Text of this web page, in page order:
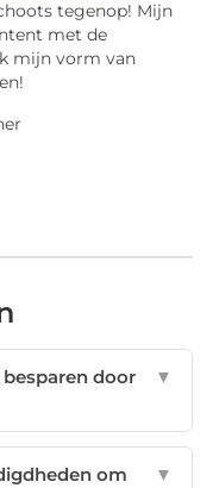
tegenop! Mijn
met de
mijn vorm van
door
▼
om
▼